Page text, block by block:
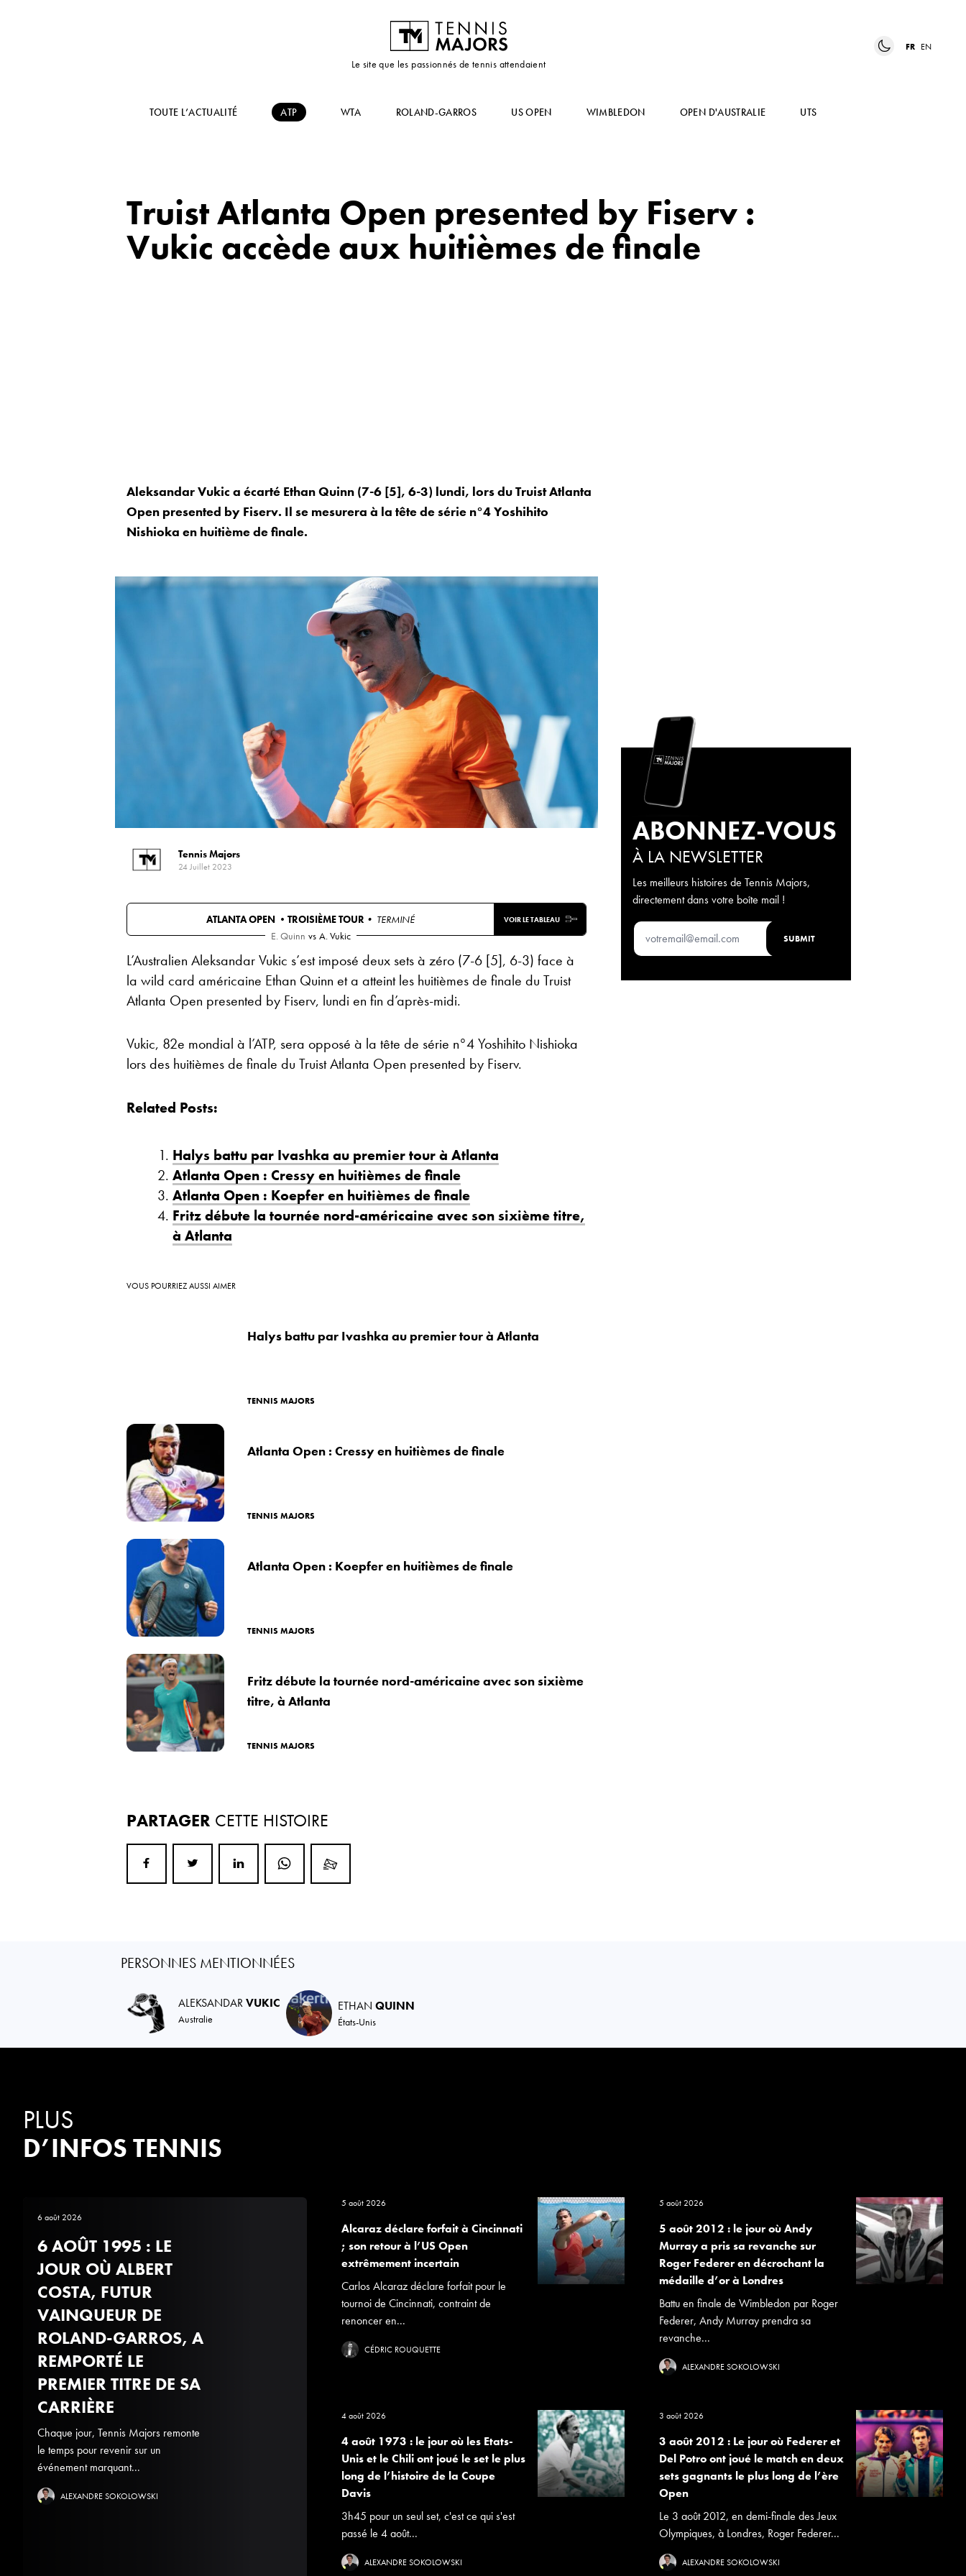
Le site que les passionnés de tennis attendaient
FR EN
TOUTE L’ACTUALITÉ ATP WTA ROLAND-GARROS US OPEN WIMBLEDON OPEN D'AUSTRALIE UTS
Truist Atlanta Open presented by Fiserv :
Vukic accède aux huitièmes de finale
Aleksandar Vukic a écarté Ethan Quinn (7-6 [5], 6-3) lundi, lors du Truist Atlanta
Open presented by Fiserv. Il se mesurera à la tête de série n°4 Yoshihito
Nishioka en huitième de finale.
Tennis Majors
24 Juillet 2023
ATLANTA OPEN •TROISIÈME TOUR • TERMINÉ VOIR LE TABLEAU
E. Quinn vs A. Vukic
L’Australien Aleksandar Vukic s’est imposé deux sets à zéro (7-6 [5], 6-3) face à
la wild card américaine Ethan Quinn et a atteint les huitièmes de finale du Truist
Atlanta Open presented by Fiserv, lundi en fin d’après-midi.
Vukic, 82e mondial à l’ATP, sera opposé à la tête de série n°4 Yoshihito Nishioka
lors des huitièmes de finale du Truist Atlanta Open presented by Fiserv.
Related Posts:
Halys battu par Ivashka au premier tour à Atlanta
Atlanta Open : Cressy en huitièmes de finale
Atlanta Open : Koepfer en huitièmes de finale
Fritz débute la tournée nord-américaine avec son sixième titre,
à Atlanta
VOUS POURRIEZ AUSSI AIMER
Halys battu par Ivashka au premier tour à Atlanta
TENNIS MAJORS
Atlanta Open : Cressy en huitièmes de finale
TENNIS MAJORS
Atlanta Open : Koepfer en huitièmes de finale
TENNIS MAJORS
Fritz débute la tournée nord-américaine avec son sixième
titre, à Atlanta
TENNIS MAJORS
PARTAGER CETTE HISTOIRE
ABONNEZ-VOUS
À LA NEWSLETTER
Les meilleurs histoires de Tennis Majors,
directement dans votre boîte mail !
PERSONNES MENTIONNÉES
ALEKSANDARVUKIC
Australie
ETHAN QUINN
États-Unis
PLUS
D’INFOS TENNIS
6 août 2026
6 AOÛT 1995 : LE
JOUR OÙ ALBERT
COSTA, FUTUR
VAINQUEUR DE
ROLAND-GARROS, A
REMPORTÉ LE
PREMIER TITRE DE SA
CARRIÈRE
Chaque jour, Tennis Majors remonte
le temps pour revenir sur un
événement marquant...
ALEXANDRE SOKOLOWSKI
5 août 2026
Alcaraz déclare forfait à Cincinnati
; son retour à l’US Open
extrêmement incertain
Carlos Alcaraz déclare forfait pour le
tournoi de Cincinnati, contraint de
renoncer en...
CÉDRIC ROUQUETTE
5 août 2026
5 août 2012 : le jour où Andy
Murray a pris sa revanche sur
Roger Federer en décrochant la
médaille d’or à Londres
Battu en finale de Wimbledon par Roger
Federer, Andy Murray prendra sa
revanche...
ALEXANDRE SOKOLOWSKI
4 août 2026
4 août 1973 : le jour où les Etats-
Unis et le Chili ont joué le set le plus
long de l’histoire de la Coupe
Davis
3h45 pour un seul set, c'est ce qui s'est
passé le 4 août...
ALEXANDRE SOKOLOWSKI
3 août 2026
3 août 2012 : Le jour où Federer et
Del Potro ont joué le match en deux
sets gagnants le plus long de l’ère
Open
Le 3 août 2012, en demi-finale des Jeux
Olympiques, à Londres, Roger Federer...
ALEXANDRE SOKOLOWSKI